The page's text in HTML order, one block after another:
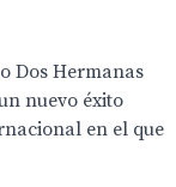
Dos Hermanas
nuevo éxito
en el que